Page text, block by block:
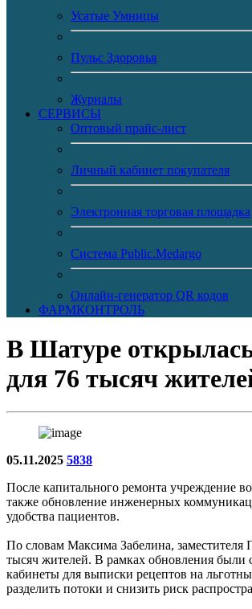
Усатые Умницы
Пульс Здоровья
Журналы
CЕРВИСЫ
Оптовый прайс-лист
Личный кабинет покупателя
Электронная торговая площадка
Система Public.Medargo
Онлайн-генератор QR кодов
ФАРМКОНТРОЛЬ
В Шатуре
для 76 тысяч
05.11.2025 5838
После капитального ремонта учреждение
также обновление инженерных
удобства пациентов.
По словам Максима Забелина, заместителя
тысяч жителей. В рамках обновления были
кабинеты для выписки рецептов на
разделить потоки и снизить риск